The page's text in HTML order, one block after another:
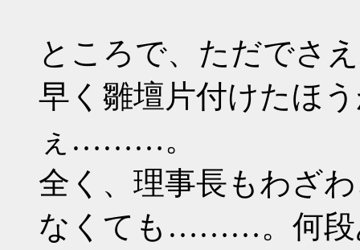
ところで、ただでさ
早く雛壇片付けたほ
ぇ………。
全く、理事長もわざ
なくても………。何段